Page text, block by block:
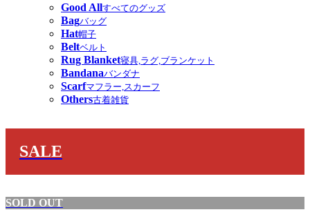
Good Allすべてのグッズ
Bagバッグ
Hat帽子
Beltベルト
Rug Blanket寝具,ラグ,ブランケット
Bandanaバンダナ
Scarfマフラー,スカーフ
Others古着雑貨
SALE
SOLD OUT